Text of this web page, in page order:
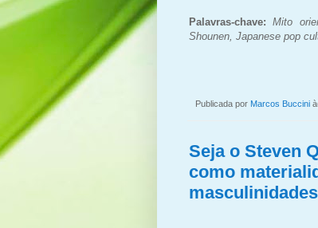
Palavras-chave:Mito
Shounen, Japanese pop
Publicada por Marcos Buccini
Seja o Steven
como